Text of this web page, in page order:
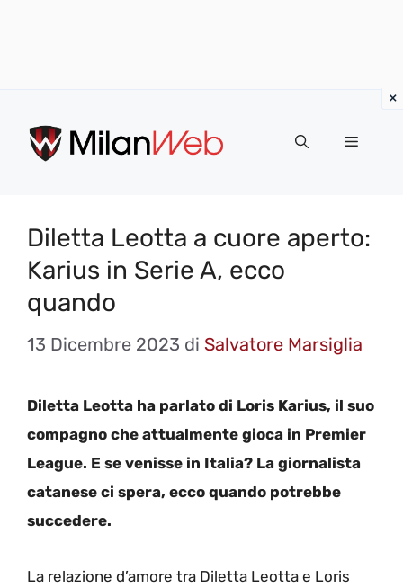
contenuto
MENU
Diletta Leotta a cuore aperto:
Karius in Serie A, ecco
quando
13 Dicembre 2023 di Salvatore Marsiglia
Diletta Leotta ha parlato di Loris Karius, il suo
compagno che attualmente gioca in Premier
League. E se venisse in Italia? La giornalista
catanese ci spera, ecco quando potrebbe
succedere.
La relazione d’amore tra Diletta Leotta e Loris